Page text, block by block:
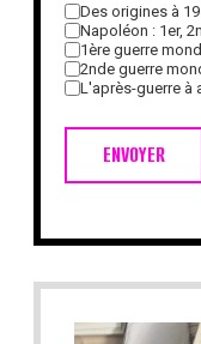
ENVOYER
Des origines à
Napoléon : 1er,
1ère guerre
2nde guerre
L'après-guerre à